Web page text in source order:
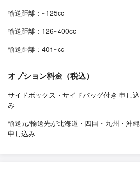
輸送距離：~125cc
輸送距離：126~400cc
輸送距離：401~cc
オプション料金（税込）
サイドボックス・サイドバッグ付き 申し込
み
輸送元/輸送先が北海道・四国・九州・沖縄
申し込み